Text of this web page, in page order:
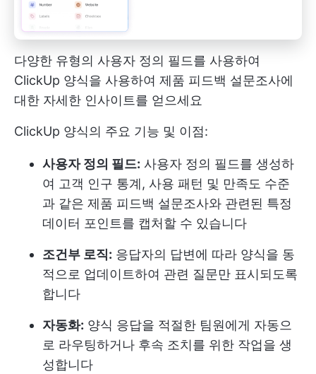
다양한 유형의 사용자 정의 필드를 사용하여
ClickUp 양식을 사용하여 제품 피드백 설문조사에
대한 자세한 인사이트를 얻으세요
ClickUp 양식의 주요 기능 및 이점:
사용자 정의 필드: 사용자 정의 필드를 생성하
여 고객 인구 통계, 사용 패턴 및 만족도 수준
과 같은 제품 피드백 설문조사와 관련된 특정
데이터 포인트를 캡처할 수 있습니다
조건부 로직: 응답자의 답변에 따라 양식을 동
적으로 업데이트하여 관련 질문만 표시되도록
합니다
자동화: 양식 응답을 적절한 팀원에게 자동으
로 라우팅하거나 후속 조치를 위한 작업을 생
성합니다